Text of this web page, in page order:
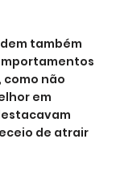
também
não
em
de atrair